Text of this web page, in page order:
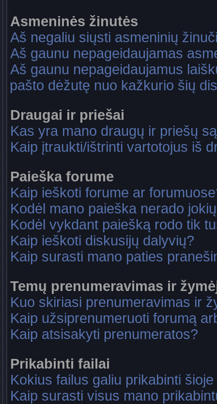
Asmeninės žinutės
Aš negaliu siųsti asmeninių
Aš gaunu nepageidaujamas
Aš gaunu nepageidaujamus
pašto dėžutę nuo kažkurio šių
Draugai ir priešai
Kas yra mano draugų ir priešų
Kaip įtraukti/ištrinti vartotojus iš
Paieška forume
Kaip ieškoti forume ar
Kodėl mano paieška nerado
Kodėl vykdant paiešką rodo tik
Kaip ieškoti diskusijų dalyvių?
Kaip surasti mano paties
Temų prenumeravimas ir
Kuo skiriasi prenumeravimas ir
Kaip užsiprenumeruoti forumą
Kaip atsisakyti prenumeratos?
Prikabinti failai
Kokius failus galiu prikabinti
Kaip surasti visus mano